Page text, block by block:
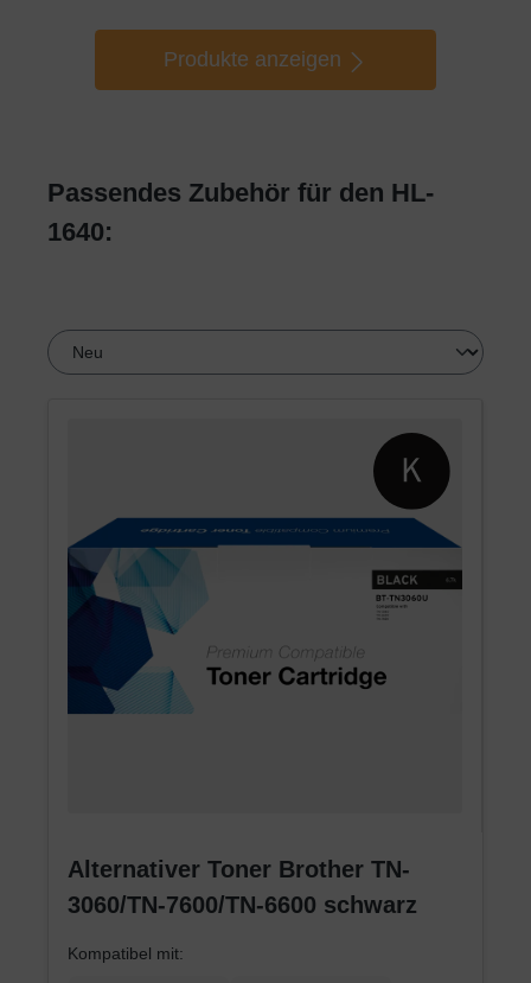
Produkte anzeigen
Passendes Zubehör für den HL-
1640:
Alternativer Toner Brother TN-
3060/TN-7600/TN-6600 schwarz
Kompatibel mit: